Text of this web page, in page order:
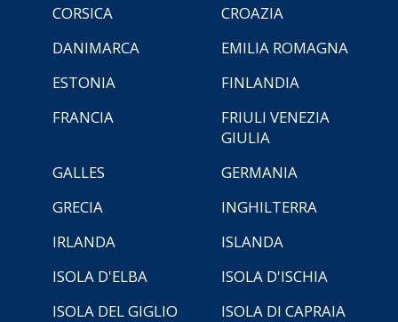
CORSICA
CROAZIA
DANIMARCA
EMILIA ROMAGNA
ESTONIA
FINLANDIA
FRANCIA
FRIULI VENEZIA
GIULIA
GALLES
GERMANIA
GRECIA
INGHILTERRA
IRLANDA
ISLANDA
ISOLA D'ELBA
ISOLA D'ISCHIA
ISOLA DEL GIGLIO
ISOLA DI CAPRAIA